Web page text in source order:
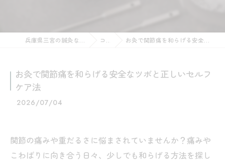
兵庫県三宮の鍼灸ならはりきゅう maLu コラム お灸で関節痛を和らげる安全なツボと正しいセルフケア法
お灸で関節痛を和らげる安全なツボと正しいセルフ
ケア法
2026/07/04
関節の痛みや重だるさに悩まされていませんか？痛みや
こわばりに向き合う日々、少しでも和らげる方法を探し